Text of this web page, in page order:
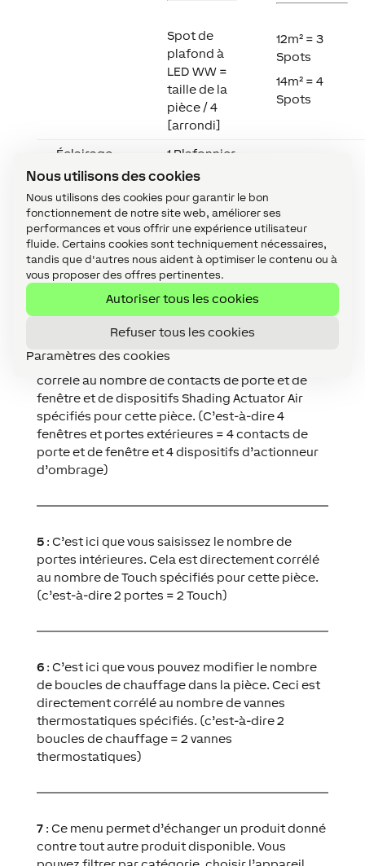
Nous utilisons des cookies
Nous utilisons des cookies pour garantir le bon
fonctionnement de notre site web, améliorer ses
performances et vous offrir une expérience utilisateur
fluide. Certains cookies sont techniquement nécessaires,
tandis que d'autres nous aident à optimiser le contenu ou à
vous proposer des offres pertinentes.
Autoriser tous les cookies
Refuser tous les cookies
Paramètres des cookies
Spot de
plafond à
LED WW =
taille de la
pièce / 4
[arrondi]
12m² = 3
Spots
14m² = 4
Spots
Éclairage
1 Plafonnier
tree ou air
pièces de
passage de
4m² à 15m²
fenêtres/portes externes. Cela est directement
corrélé au nombre de contacts de porte et de
fenêtre et de dispositifs Shading Actuator Air
spécifiés pour cette pièce. (C’est-à-dire 4
fenêtres et portes extérieures = 4 contacts de
porte et de fenêtre et 4 dispositifs d’actionneur
d’ombrage)
5: C’est ici que vous saisissez le nombre de
portes intérieures. Cela est directement corrélé
au nombre de Touch spécifiés pour cette pièce.
(c’est-à-dire 2 portes = 2 Touch)
6: C’est ici que vous pouvez modifier le nombre
de boucles de chauffage dans la pièce. Ceci est
directement corrélé au nombre de vannes
thermostatiques spécifiés. (c’est-à-dire 2
boucles de chauffage = 2 vannes
thermostatiques)
7: Ce menu permet d’échanger un produit donné
contre tout autre produit disponible. Vous